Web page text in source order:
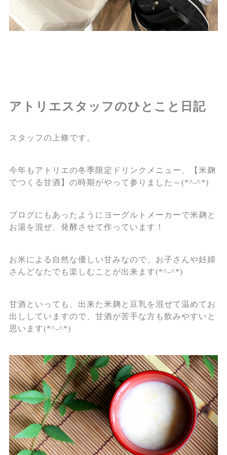
アトリエスタッフのひとこと日記
スタッフの上條です。
今年もアトリエの冬季限定ドリンクメニュー、【米麹
でつくる甘酒】の時期がやって参りました～(*^-^*)
ブログにもあったようにヨーグルトメーカーで米麹と
お湯を混ぜ、発酵させて作っています！
お米による自然な優しい甘みなので、お子さんや妊婦
さんどなたでも楽しむことが出来ます(*^-^*)
甘酒といっても、出来た米麹と豆乳を混ぜて温めてお
出ししていますので、甘酒が苦手な方も飲みやすいと
思います(*^-^*)